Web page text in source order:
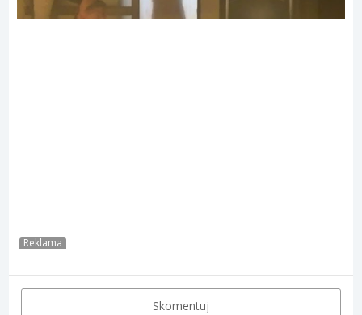
Reklama
Skomentuj